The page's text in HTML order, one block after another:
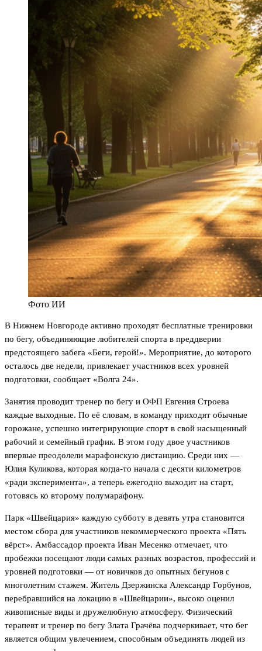
Фото ИИ
В Нижнем Новгороде активно проходят бесплатные тренировки
по бегу, объединяющие любителей спорта в преддверии
предстоящего забега «Беги, герой!». Мероприятие, до которого
осталось две недели, привлекает участников всех уровней
подготовки, сообщает «Волга 24».
Занятия проводит тренер по бегу и ОФП Евгения Строева
каждые выходные. По её словам, в команду приходят обычные
горожане, успешно интегрирующие спорт в свой насыщенный
рабочий и семейный график. В этом году двое участников
впервые преодолели марафонскую дистанцию. Среди них —
Юлия Куликова, которая когда-то начала с десяти километров
«ради эксперимента», а теперь ежегодно выходит на старт,
готовясь ко второму полумарафону.
Парк «Швейцария» каждую субботу в девять утра становится
местом сбора для участников некоммерческого проекта «Пять
вёрст». Амбассадор проекта Иван Месенко отмечает, что
пробежки посещают люди самых разных возрастов, профессий и
уровней подготовки — от новичков до опытных бегунов с
многолетним стажем. Житель Дзержинска Александр Горбунов,
перебравшийся на локацию в «Швейцарии», высоко оценил
живописные виды и дружелюбную атмосферу. Физический
терапевт и тренер по бегу Злата Грачёва подчеркивает, что бег
является общим увлечением, способным объединять людей из